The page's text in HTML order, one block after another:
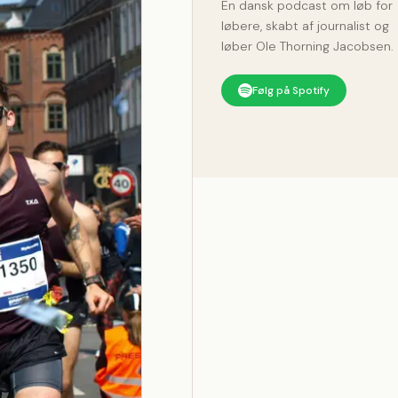
En dansk podcast om løb for
løbere, skabt af journalist og
løber Ole Thorning Jacobsen.
Følg på Spotify